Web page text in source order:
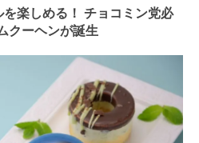
楽しめる！ チョコミン党必
クーヘンが誕生